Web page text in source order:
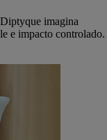
imagina
e impacto controlado.